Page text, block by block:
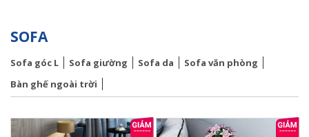
SOFA
Sofa góc L Sofa giường Sofa da
Sofa văn phòng
Bàn ghế ngoài trời